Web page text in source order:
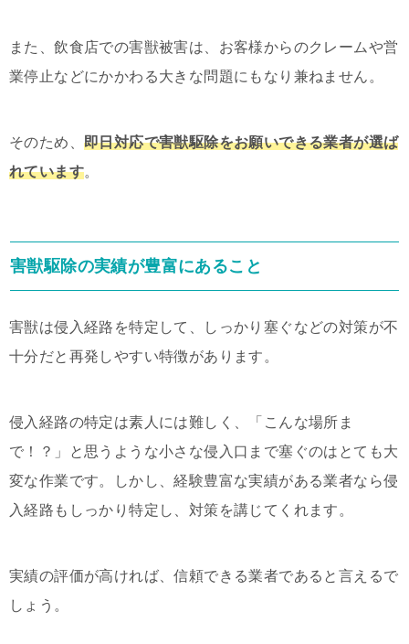
また、飲食店での害獣被害は、お客様からのクレームや営
業停止などにかかわる大きな問題にもなり兼ねません。
そのため、 即日対応で害獣駆除をお願いできる業者が選ば
れています。
害獣駆除の実績が豊富にあること
害獣は侵入経路を特定して、しっかり塞ぐなどの対策が不
十分だと再発しやすい特徴があります。
侵入経路の特定は素人には難しく、「こんな場所ま
で！？」と思うような小さな侵入口まで塞ぐのはとても大
変な作業です。しかし、経験豊富な実績がある業者なら侵
入経路もしっかり特定し、対策を講じてくれます。
実績の評価が高ければ、信頼できる業者であると言えるで
しょう。